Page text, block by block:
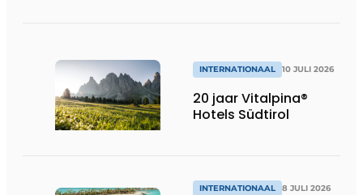
INTERNATIONAAL 10 JULI 2026
20 jaar Vitalpina®
Hotels Südtirol
INTERNATIONAAL 8 JULI 2026